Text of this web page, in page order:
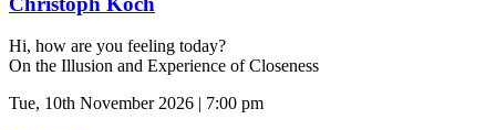
Hi, how are you feeling today?
On the Illusion and Experience of Closeness
Tue, 10th November 2026 | 7:00 pm